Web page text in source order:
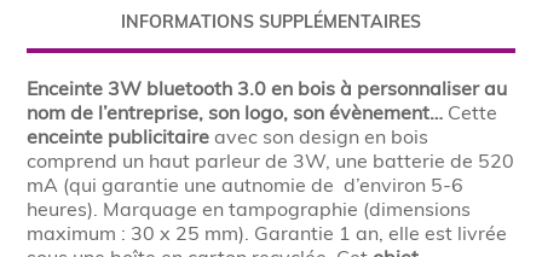
INFORMATIONS SUPPLÉMENTAIRES
Enceinte 3W bluetooth 3.0 en bois à personnaliser au
nom de l’entreprise, son logo, son évènement… Cette
enceinte publicitaire avec son design en bois
comprend un haut parleur de 3W, une batterie de 520
mA (qui garantie une autnomie de d’environ 5-6
heures). Marquage en tampographie (dimensions
maximum : 30 x 25 mm). Garantie 1 an, elle est livrée